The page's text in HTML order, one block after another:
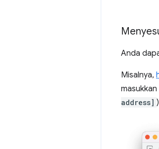
Anda
Misalnya,
masukkan
address]